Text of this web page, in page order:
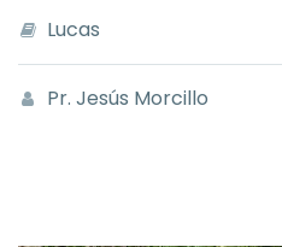
Lucas
Pr. Jesús Morcillo